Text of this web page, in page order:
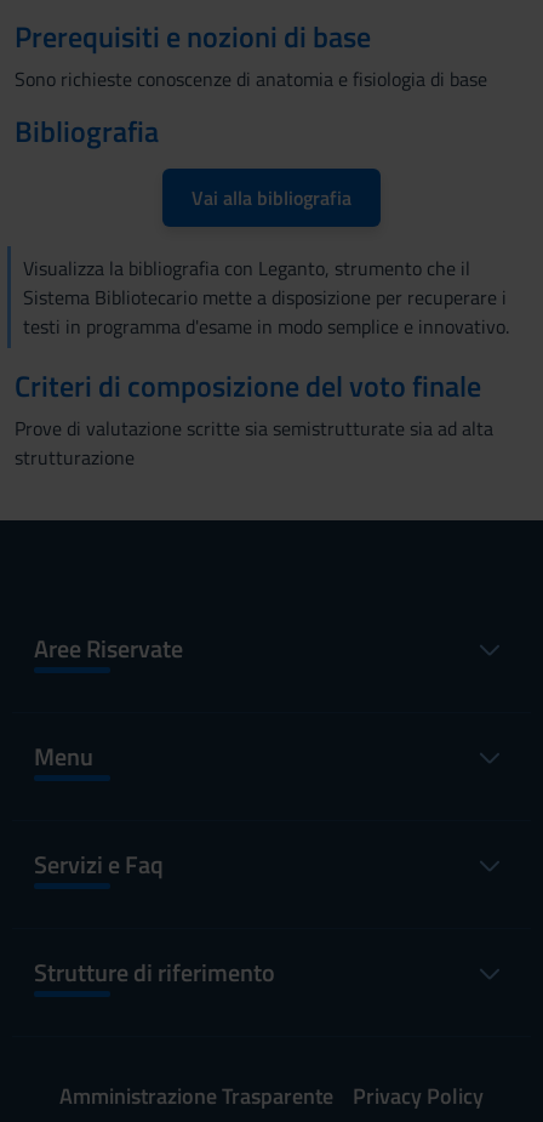
Prerequisiti e nozioni di base
Sono richieste conoscenze di anatomia e fisiologia di base
Bibliografia
Vai alla bibliografia
Visualizza la bibliografia con Leganto, strumento che il
Sistema Bibliotecario mette a disposizione per recuperare i
testi in programma d'esame in modo semplice e innovativo.
Criteri di composizione del voto finale
Prove di valutazione scritte sia semistrutturate sia ad alta
strutturazione
Aree Riservate
Menu
Servizi e Faq
Strutture di riferimento
Amministrazione Trasparente Privacy Policy